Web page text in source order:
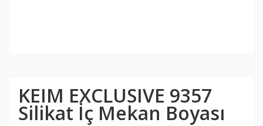
KEIM EXCLUSIVE 9357
Silikat İç Mekan Boyası